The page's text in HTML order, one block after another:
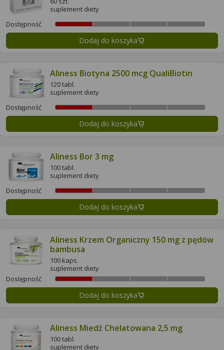
suplement diety
Dostępność
Dodaj do koszyka
Aliness Biotyna 2500 mcg QualiBiotin
120 tabl.
suplement diety
Dostępność
Dodaj do koszyka
Aliness Bor 3 mg
100 tabl.
suplement diety
Dostępność
Dodaj do koszyka
Aliness Krzem Organiczny 150 mg z pędów
bambusa
100 kaps.
suplement diety
Dostępność
Dodaj do koszyka
Aliness Miedź Chelatowana 2,5 mg
100 tabl.
suplement diety